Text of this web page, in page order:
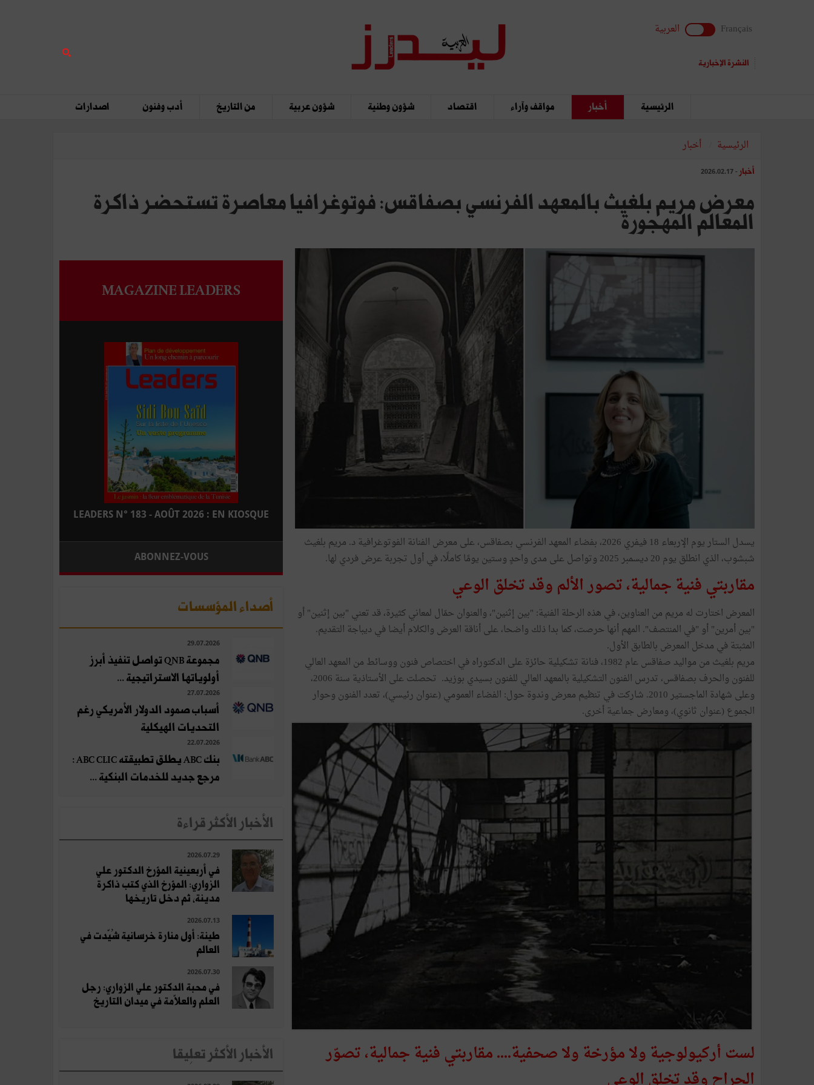
Français العربية
النشرة الإخبارية
الرئيسية أخبار مواقف وآراء اقتصاد شؤون وطنية شؤون عربية من التاريخ أدب وفنون اصدارات
الرئيسية أخبار
أخبار - 2026.02.17
معرض مريم بلغيث بالمعهد الفرنسي بصفاقس: فوتوغرافيا معاصرة تستحضر ذاكرة
المعالم المهجورة
يسدل الستار يوم الإربعاء 18 فيفري 2026، بفضاء المعهد الفرنسي بصفاقس، على معرض الفنانة الفوتوغرافية د. مريم بلغيث
شبشوب، الذي انطلق يوم 20 ديسمبر 2025 وتواصل على مدى واحدٍ وستين يومًا كاملًا، في أول تجربة عرض فردي لها.
مقاربتي فنية جمالية، تصور الألم وقد تخلق الوعي
المعرض اختارت له مريم من العناوين، في هذه الرحلة الفنية: "بين إثنين"، والعنوان حمّال لمعاني كثيرة، قد تعني "بين إثنين" أو
"بين أمرين" أو "في المنتصف". المهم أنها حرصت، كما بدا ذلك واضحا، على أناقة العرض والكلام أيضا في ديباجة التقديم.
المثبتة في مدخل المعرض بالطابق الأول.
مريم بلغيث من مواليد صفاقس عام 1982، فنانة تشكيلية حائزة على الدكتوراه في اختصاص فنون ووسائط من المعهد العالي
للفنون والحرف بصفاقس، تدرس الفنون التشكيلية بالمعهد العالي للفنون بسيدي بوزيد. تحصلت على الأستاذية سنة 2006،
وعلى شهادة الماجستير 2010. شاركت في تنظيم معرض وندوة حول: الفضاء العمومي (عنوان رئيسي)، تعدد الفنون وحوار
الجموع (عنوان ثانوي)، ومعارض جماعية أخرى.
لست أركيولوجية ولا مؤرخة ولا صحفية.... مقاربتي فنية جمالية، تصوّر
MAGAZINE LEADERS
LEADERS N° 183 - AOÛT 2026 : EN KIOSQUE
ABONNEZ-VOUS
أصداء المؤسسات
29.07.2026
مجموعة QNB تواصل تنفيذ أبرز
أولوياتها الاستراتيجية ...
27.07.2026
أسباب صمود الدولار الأمريكي رغم
التحديات الهيكلية
22.07.2026
بنك ABC يطلق تطبيقته ABC CLIC :
مرجع جديد للخدمات البنكية ...
الأخبار الأكثر قراءة
2026.07.29
في أربعينية المؤرخ الدكتور علي
الزواري: المؤرخ الذي كتب ذاكرة
مدينة، ثم دخل تاريخها
2026.07.13
طينة: أول منارة خرسانية شُيّدت في
العالم
2026.07.30
في محبة الدكتور علي الزواري: رجل
العلم والعلاّمة في ميدان التاريخ
الأخبار الأكثر تعلِيقا